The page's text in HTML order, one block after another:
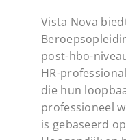
Vista Nova
post-hbo-
HR-
die hun
professioneel
is gebaseerd